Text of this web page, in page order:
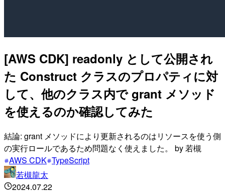
[AWS CDK] readonly として公開され
た Construct クラスのプロパティに対
して、他のクラス内で grant メソッド
を使えるのか確認してみた
結論: grant メソッドにより更新されるのはリソースを使う側
の実行ロールであるため問題なく使えました。 by 若槻
AWS CDK TypeScript
若槻龍太
2024.07.22